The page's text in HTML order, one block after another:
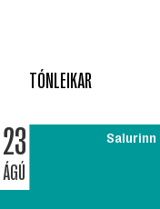
TÓNLEIKAR
23
ÁGÚ
Salurinn